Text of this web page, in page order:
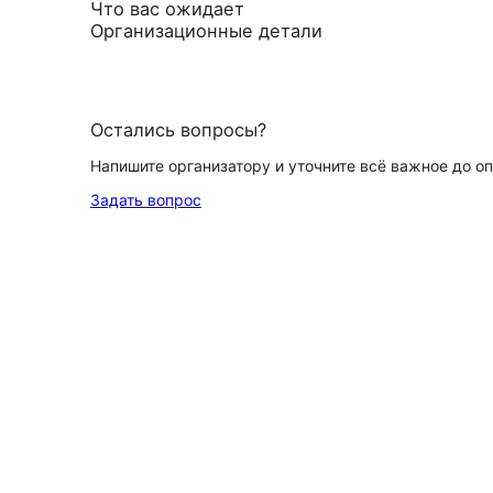
Что вас ожидает
Организационные детали
Остались вопросы?
Напишите организатору и уточните всё важное до
Задать вопрос